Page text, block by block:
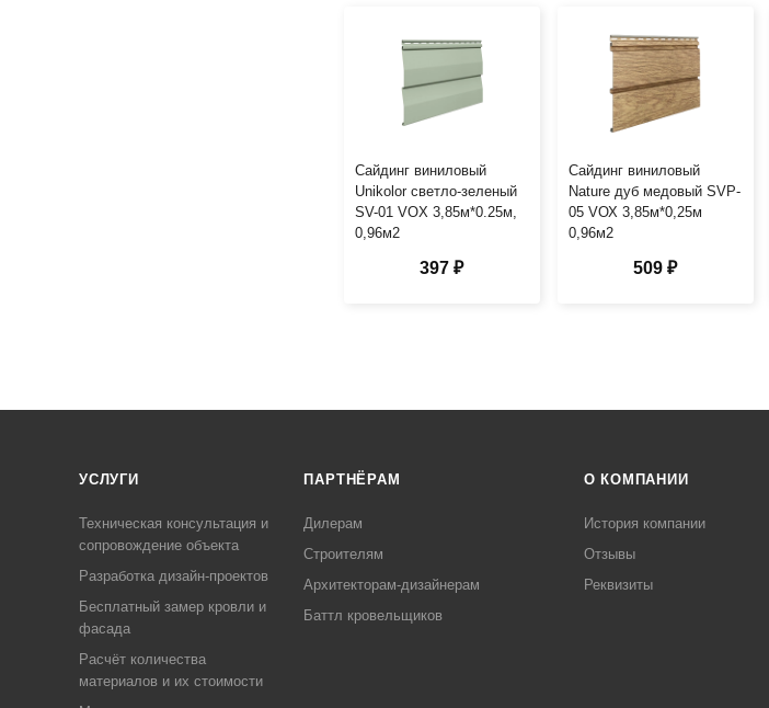
Сайдинг виниловый
Unikolor светло-зеленый
SV-01 VOX 3,85м*0.25м,
0,96м2
397 ₽
Сайдинг виниловый
Nature дуб медовый SVP-
05 VОХ 3,85м*0,25м
0,96м2
509 ₽
УСЛУГИ
Техническая консультация и
сопровождение объекта
Разработка дизайн-проектов
Бесплатный замер кровли и
фасада
Расчёт количества
материалов и их стоимости
ПАРТНЁРАМ
Дилерам
Строителям
Архитекторам-дизайнерам
Баттл кровельщиков
О КОМПАНИИ
История компании
Отзывы
Реквизиты